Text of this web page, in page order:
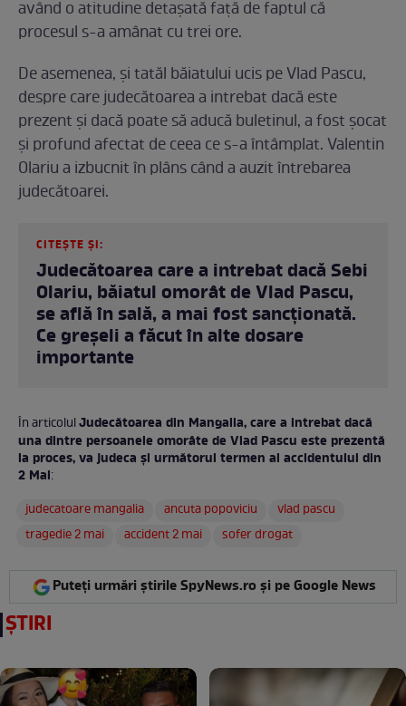
având o atitudine detașată față de faptul că
procesul s-a amânat cu trei ore.
De asemenea, și tatăl băiatului ucis pe Vlad Pascu,
despre care judecătoarea a intrebat dacă este
prezent și dacă poate să aducă buletinul, a fost șocat
și profund afectat de ceea ce s-a întâmplat. Valentin
Olariu a izbucnit în plâns când a auzit întrebarea
judecătoarei.
CITEȘTE ȘI:
Judecătoarea care a intrebat dacă Sebi
Olariu, băiatul omorât de Vlad Pascu,
se află în sală, a mai fost sancționată.
Ce greșeli a făcut în alte dosare
importante
În articolulJudecătoarea din Mangalia, care a intrebat dacă
una dintre persoanele omorâte de Vlad Pascu este prezentă
la proces, va judeca și următorul termen al accidentului din
2 Mai:
judecatoare mangalia
ancuta popoviciu
vlad pascu
tragedie 2 mai
accident 2 mai sofer drogat
Puteți urmări știrile SpyNews.ro și pe Google News
ȘTIRI